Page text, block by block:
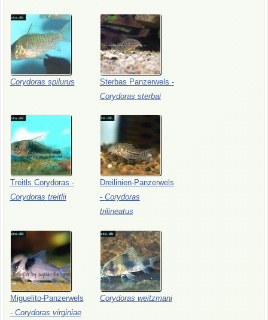
Corydoras spilurus Sterbas Panzerwels -
Corydoras sterbai
Treitls Corydoras -
Corydoras treitlii
Dreilinien-Panzerwels
- Corydoras
trilineatus
Miguelito-Panzerwels
- Corydoras virginiae
Corydoras weitzmani